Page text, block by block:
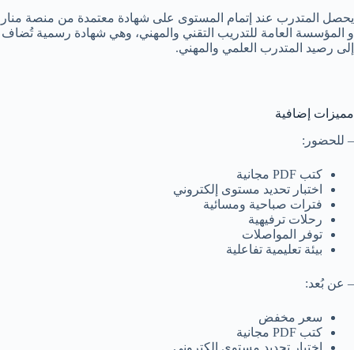
يحصل المتدرب عند إتمام المستوى على شهادة معتمدة من منصة منار
و المؤسسة العامة للتدريب التقني والمهني، وهي شهادة رسمية تُضاف
إلى رصيد المتدرب العلمي والمهني.
مميزات إضافية
– للحضور:
كتب PDF مجانية
اختبار تحديد مستوى إلكتروني
فترات صباحية ومسائية
رحلات ترفيهية
توفر المواصلات
بيئة تعليمية تفاعلية
– عن بُعد:
سعر مخفض
كتب PDF مجانية
اختبار تحديد مستوى إلكتروني